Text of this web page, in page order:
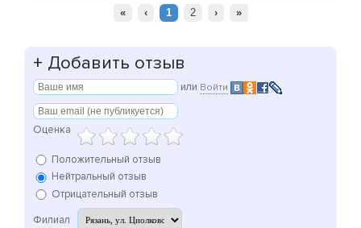
« ‹ 1 2 › »
+ Добавить отзыв
или Войти
Оценка
Положительный отзыв
Нейтральный отзыв
Отрицательный отзыв
Филиал